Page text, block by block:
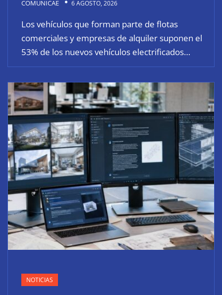
COMUNICAE 6 AGOSTO, 2026
Los vehículos que forman parte de flotas
comerciales y empresas de alquiler suponen el
53% de los nuevos vehículos electrificados…
NOTICIAS